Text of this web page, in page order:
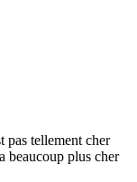
pas tellement cher
beaucoup plus cher